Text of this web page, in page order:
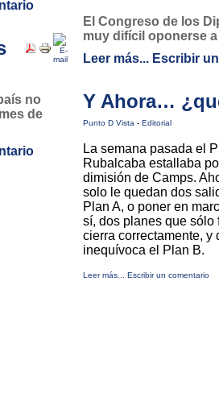
no
de
El Congreso de los
muy difícil oponerse
Leer más... Escribir
Y Ahora…
Punto D Vista - Editorial
La semana pasada el
Rubalcaba estallaba
dimisión de Camps.
solo le quedan dos
Plan A, o poner en
sí, dos planes que sólo
cierra correctamente, y
inequívoca el Plan B.
Leer más... Escribir un comentario